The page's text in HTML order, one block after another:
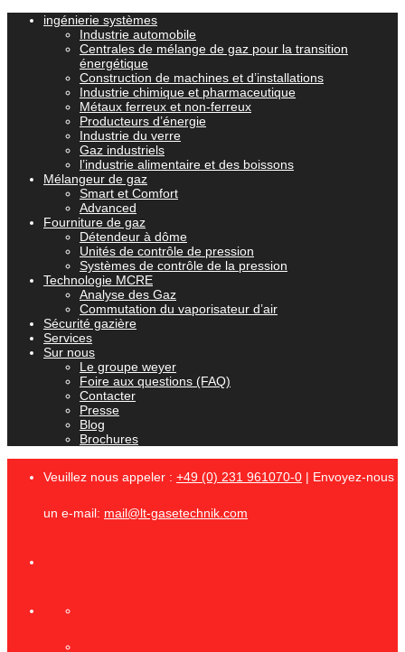
ingénierie systèmes
Industrie automobile
Centrales de mélange de gaz pour la transition
énergétique
Construction de machines et d’installations
Industrie chimique et pharmaceutique
Métaux ferreux et non-ferreux
Producteurs d’énergie
Industrie du verre
Gaz industriels
l’industrie alimentaire et des boissons
Mélangeur de gaz
Smart et Comfort
Advanced
Fourniture de gaz
Détendeur à dôme
Unités de contrôle de pression
Systèmes de contrôle de la pression
Technologie MCRE
Analyse des Gaz
Commutation du vaporisateur d’air
Sécurité gazière
Services
Sur nous
Le groupe weyer
Foire aux questions (FAQ)
Contacter
Presse
Blog
Brochures
Veuillez nous appeler : +49 (0) 231 961070-0 | Envoyez-nous
un e-mail: mail@lt-gasetechnik.com